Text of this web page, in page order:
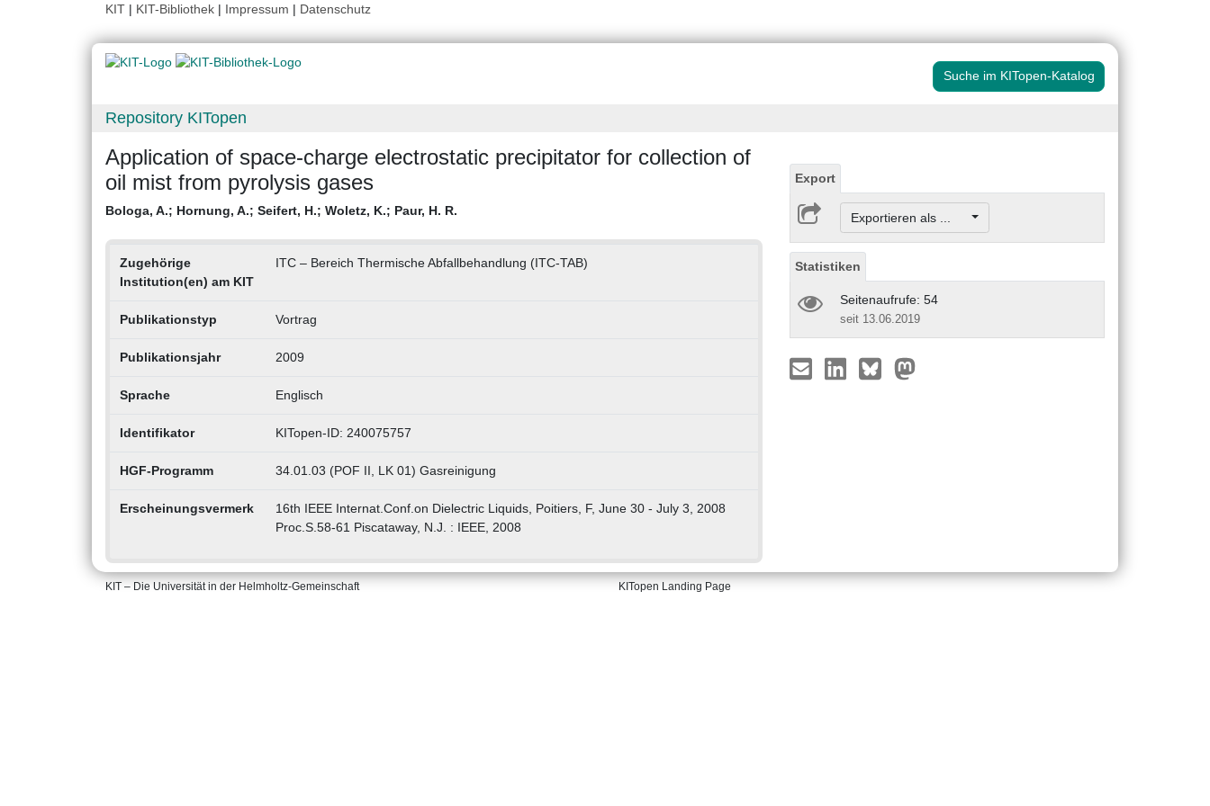
KIT | KIT-Bibliothek | Impressum | Datenschutz
Suche im KITopen-Katalog
Repository KITopen
Application of space-charge electrostatic precipitator for collection of
oil mist from pyrolysis gases
Bologa, A.; Hornung, A.; Seifert, H.; Woletz, K.; Paur, H. R.
Zugehörige
Institution(en) am KIT
ITC – Bereich Thermische Abfallbehandlung (ITC-TAB)
Publikationstyp Vortrag
Publikationsjahr 2009
Sprache Englisch
Identifikator KITopen-ID: 240075757
HGF-Programm 34.01.03 (POF II, LK 01) Gasreinigung
Erscheinungsvermerk
16th IEEE Internat.Conf.on Dielectric Liquids, Poitiers, F, June 30 - July 3, 2008
Proc.S.58-61 Piscataway, N.J. : IEEE, 2008
Export
Exportieren als ...
Statistiken
Seitenaufrufe: 54
seit 13.06.2019
KIT – Die Universität in der Helmholtz-Gemeinschaft KITopen Landing Page